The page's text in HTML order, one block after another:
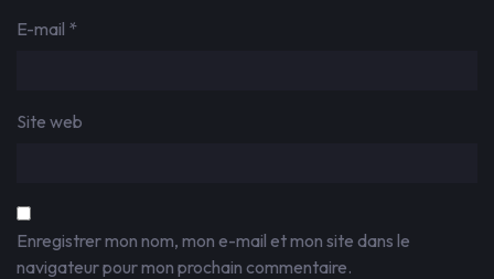
E-mail *
Site web
Enregistrer mon nom, mon e-mail et mon site dans le
navigateur pour mon prochain commentaire.